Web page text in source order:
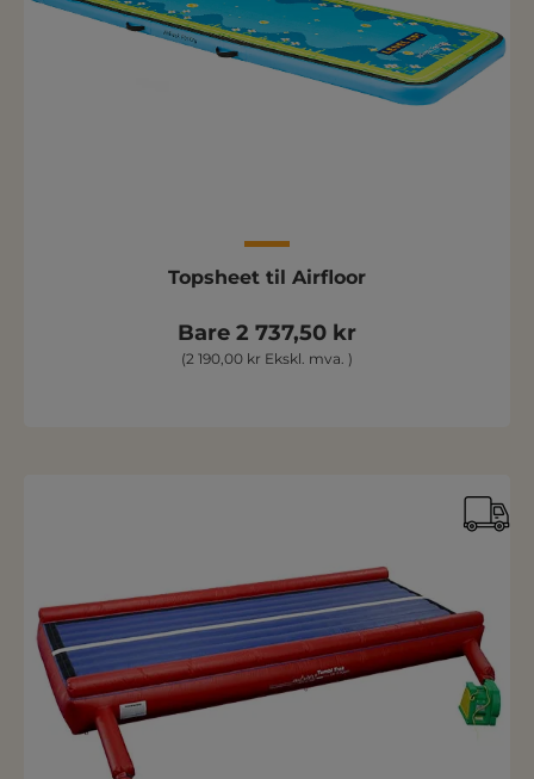
Topsheet til Airfloor
Bare 2 737,50 kr
(2 190,00 kr Ekskl. mva. )